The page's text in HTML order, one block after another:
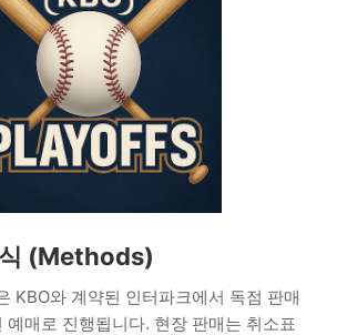
(Methods)
KBO와 계약된 인터파크에서 독점 판매
예매로 진행됩니다. 현장 판매는 취소표